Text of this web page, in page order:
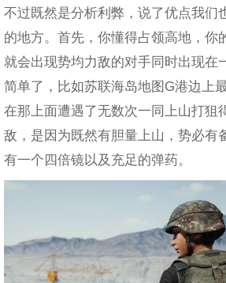
不过既然是分析利弊，说了优点我们
的地方。首先，你懂得占领高地，你
就会出现势均力敌的对手同时出现在
简单了，比如苏联海岛地图G港边上
在那上面遭遇了无数次一同上山打狙
敌，是因为既然有胆量上山，势必有
有一个四倍镜以及充足的弹药。